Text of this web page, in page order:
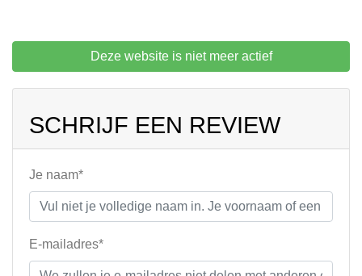
Deze website is niet meer actief
SCHRIJF EEN REVIEW
Je naam*
E-mailadres*